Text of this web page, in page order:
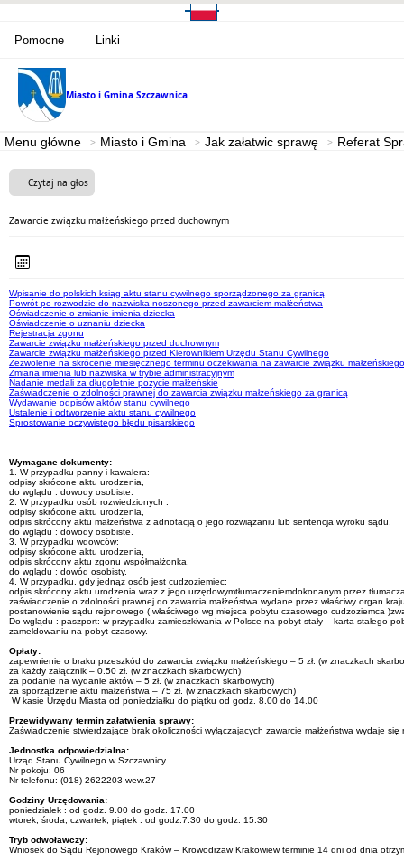
Pomocne Linki
Miasto i Gmina Szczawnica
Menu główne Miasto i Gmina Jak załatwic sprawę Referat
Czytaj na głos
Zawarcie związku małżeńskiego przed duchownym
Wpisanie do polskich ksiąg aktu stanu cywilnego sporządzonego za granicą
Powrót po rozwodzie do nazwiska noszonego przed zawarciem małżeństwa
Oświadczenie o zmianie imienia dziecka
Oświadczenie o uznaniu dziecka
Rejestracja zgonu
Zawarcie związku małżeńskiego przed duchownym
Zawarcie związku małżeńskiego przed Kierownikiem Urzędu Stanu Cywilnego
Zezwolenie na skrócenie miesięcznego terminu oczekiwania na zawarcie związku małżeńskiego
Zmiana imienia lub nazwiska w trybie administracyjnym
Nadanie medali za długoletnie pożycie małżeńskie
Zaświadczenie o zdolności prawnej do zawarcia związku małżeńskiego za granicą
Wydawanie odpisów aktów stanu cywilnego
Ustalenie i odtworzenie aktu stanu cywilnego
Sprostowanie oczywistego błędu pisarskiego
Wymagane dokumenty:
1. W przypadku panny i kawalera:
odpisy skrócone aktu urodzenia,
do wglądu : dowody osobiste.
2. W przypadku osób rozwiedzionych :
odpisy skrócone aktu urodzenia,
odpis skrócony aktu małżeństwa z adnotacją o jego rozwiązaniu lub sentencja wyroku sądu,
do wglądu : dowody osobiste.
3. W przypadku wdowców:
odpisy skrócone aktu urodzenia,
odpis skrócony aktu zgonu współmałżonka,
do wglądu : dowód osobisty.
4. W przypadku, gdy jednąz osób jest cudzoziemiec:
odpis skrócony aktu urodzenia wraz z jego urzędowymtłumaczeniemdokonanym przez
zaświadczenie o zdolności prawnej do zawarcia małżeństwa wydane przez właściwy organ
postanowienie sądu rejonowego ( właściwego wg miejsca pobytu czasowego cudzoziemca
Do wglądu : paszport: w przypadku zamieszkiwania w Polsce na pobyt stały – karta stałego
zameldowaniu na pobyt czasowy.
Opłaty:
zapewnienie o braku przeszkód do zawarcia związku małżeńskiego – 5 zł. (w znaczkach
za każdy załącznik – 0.50 zł. (w znaczkach skarbowych)
za podanie na wydanie aktów – 5 zł. (w znaczkach skarbowych)
za sporządzenie aktu małżeństwa – 75 zł. (w znaczkach skarbowych)
W kasie Urzędu Miasta od poniedziałku do piątku od godz. 8.00 do 14.00
Przewidywany termin załatwienia sprawy:
Zaświadczenie stwierdzające brak okoliczności wyłączających zawarcie małżeństwa wydaje
Jednostka odpowiedzialna:
Urząd Stanu Cywilnego w Szczawnicy
Nr pokoju: 06
Nr telefonu: (018) 2622203 wew.27
Godziny Urzędowania:
poniedziałek : od godz. 9.00 do godz. 17.00
wtorek, środa, czwartek, piątek : od godz.7.30 do godz. 15.30
Tryb odwoławczy:
Wniosek do Sądu Rejonowego Kraków – Krowodrzaw Krakowiew terminie 14 dni od dnia